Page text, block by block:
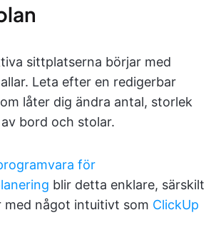
sittplatserna börjar med
Leta efter en redigerbar
låter dig ändra antal, storlek
bord och stolar.
för
blir detta enklare, särskilt
med något intuitivt som ClickUp